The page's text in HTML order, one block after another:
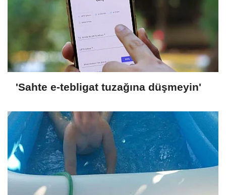
'Sahte e-tebligat tuzağına düşmeyin'